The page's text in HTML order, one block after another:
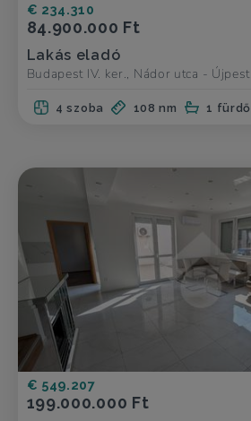
€ 234.310
84.900.000 Ft
Lakás eladó
Budapest IV. ker., Nádor utca - Újpest
4 szoba 108 nm 1 fürdő
€ 549.207
199.000.000 Ft